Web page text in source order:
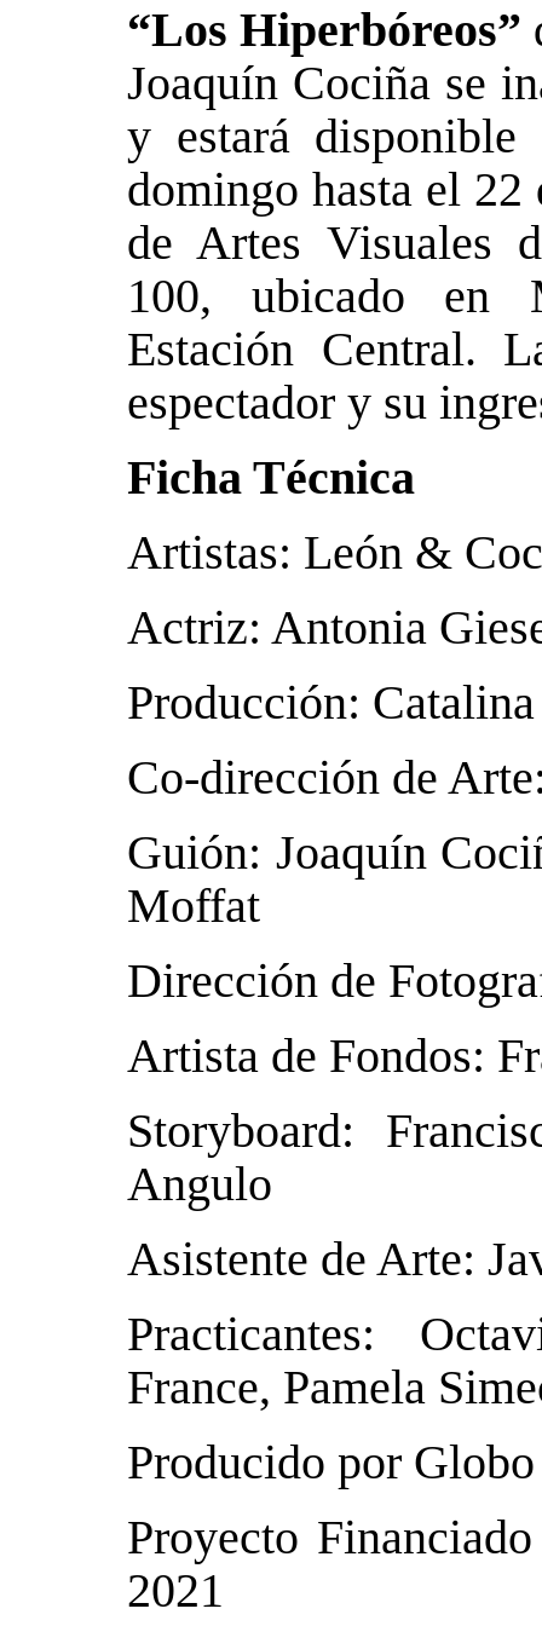
“Los Hiperbóreos”
Joaquín Cociña se
y estará
domingo hasta el 22
de Artes Visuales
100, ubicado en
Estación Central.
espectador y su
Ficha Técnica
Artistas: León &
Actriz: Antonia
Producción:
Co-dirección de
Guión: Joaquín
Moffat
Dirección de
Artista de Fondos:
Storyboard:
Angulo
Asistente de Arte:
Practicantes:
France, Pamela
Producido por
Proyecto
2021